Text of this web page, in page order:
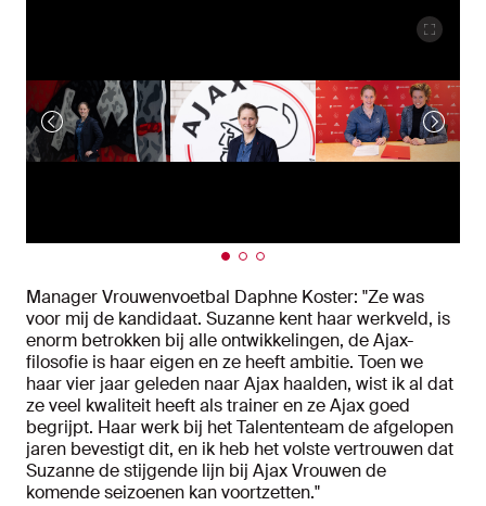
Manager Vrouwenvoetbal Daphne Koster: "Ze was
voor mij de kandidaat. Suzanne kent haar werkveld, is
enorm betrokken bij alle ontwikkelingen, de Ajax-
filosofie is haar eigen en ze heeft ambitie. Toen we
haar vier jaar geleden naar Ajax haalden, wist ik al dat
ze veel kwaliteit heeft als trainer en ze Ajax goed
begrijpt. Haar werk bij het Talententeam de afgelopen
jaren bevestigt dit, en ik heb het volste vertrouwen dat
Suzanne de stijgende lijn bij Ajax Vrouwen de
komende seizoenen kan voortzetten."